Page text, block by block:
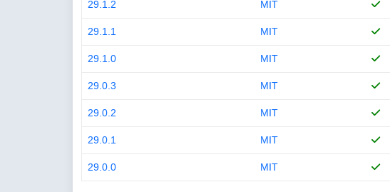
29.1.2 MIT
29.1.1 MIT
29.1.0 MIT
29.0.3 MIT
29.0.2 MIT
29.0.1 MIT
29.0.0 MIT